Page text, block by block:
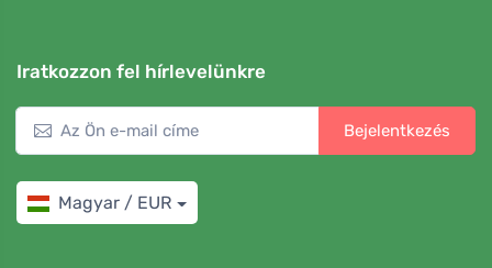
Iratkozzon fel hírlevelünkre
Bejelentkezés
Magyar / EUR